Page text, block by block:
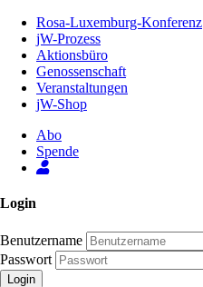
Inhalt
Seite
Rosa-Luxemburg-Konferenz
jW-Prozess
Aktionsbüro
Genossenschaft
Veranstaltungen
jW-Shop
Abo
Spende
Login
Benutzername
Passwort
Login